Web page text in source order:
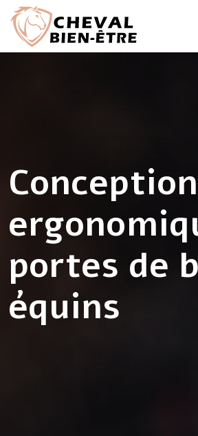
Conception
portes de
équins